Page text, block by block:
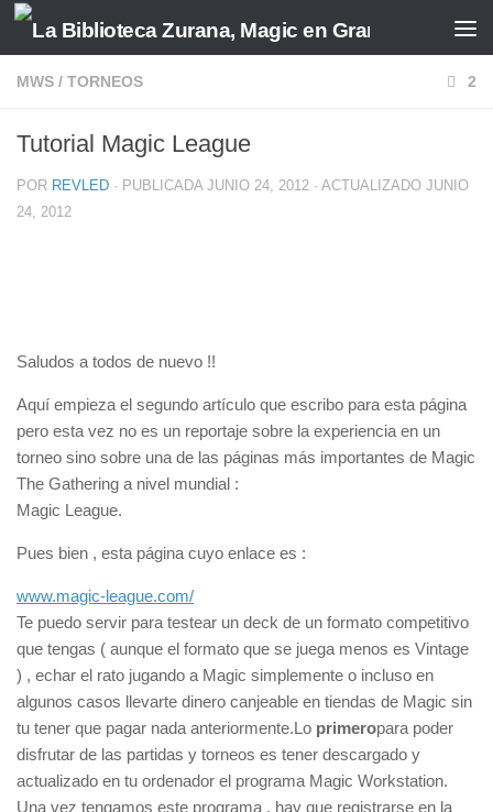
Saltar al contenido
MWS / TORNEOS 2
Tutorial Magic League
POR REVLED · PUBLICADA JUNIO 24, 2012 · ACTUALIZADO JUNIO
24, 2012
Saludos a todos de nuevo !!
Aquí empieza el segundo artículo que escribo para esta página
pero esta vez no es un reportaje sobre la experiencia en un
torneo sino sobre una de las páginas más importantes de Magic
The Gathering a nivel mundial :
Magic League.
Pues bien , esta página cuyo enlace es :
www.magic-league.com/
Te puedo servir para testear un deck de un formato competitivo
que tengas ( aunque el formato que se juega menos es Vintage
) , echar el rato jugando a Magic simplemente o incluso en
algunos casos llevarte dinero canjeable en tiendas de Magic sin
tu tener que pagar nada anteriormente.Lo primeropara poder
disfrutar de las partidas y torneos es tener descargado y
actualizado en tu ordenador el programa Magic Workstation.
Una vez tengamos este programa , hay que registrarse en la